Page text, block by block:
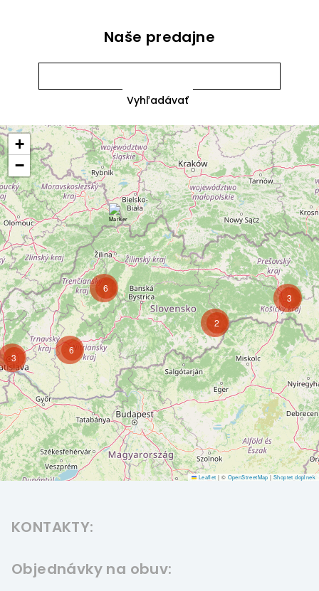
Naše predajne
2
3
3
6
6
+
−
Leaflet | © OpenStreetMap | Shoptet doplnek
KONTAKTY:
Objednávky na obuv: